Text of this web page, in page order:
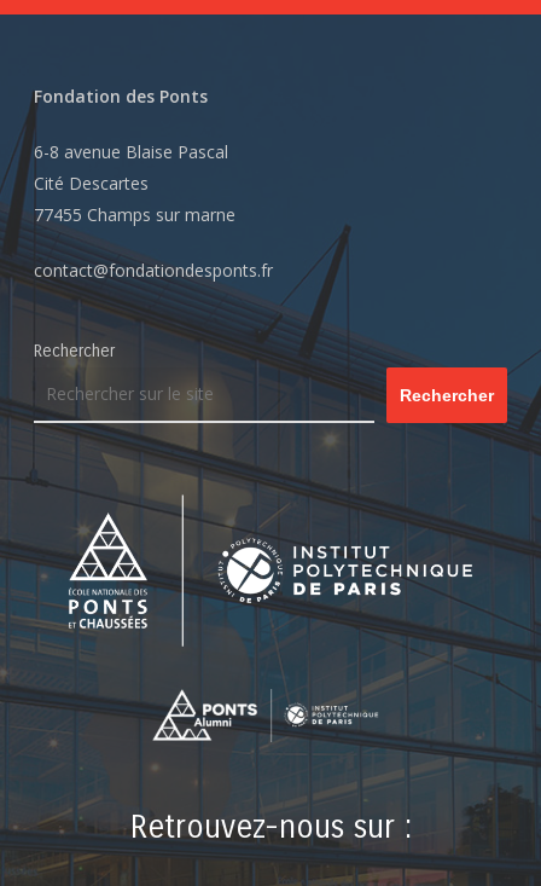
Fondation des Ponts
6-8 avenue Blaise Pascal
Cité Descartes
77455 Champs sur marne
contact@fondationdesponts.fr
Rechercher
Rechercher
Retrouvez-nous sur :